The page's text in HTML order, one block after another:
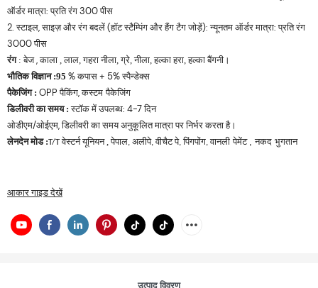
ऑर्डर मात्रा: प्रति रंग 300 पीस
2. स्टाइल, साइज़ और रंग बदलें (हॉट स्टैम्पिंग और हैंग टैग जोड़ें): न्यूनतम ऑर्डर मात्रा: प्रति रंग
3000 पीस
रंग : बेज,काला , लाल, गहरा नीला, ग्रे, नीला, हल्का हरा, हल्का बैंगनी।
भौतिक विज्ञान :95 % कपास + 5% स्पैन्डेक्स
पैकेजिंग : OPP पैकिंग,कस्टम पैकेजिंग
डिलीवरी का समय : स्टॉक में उपलब्ध: 4-7 दिन
ओडीएम/ओईएम, डिलीवरी का समय अनुकूलित मात्रा पर निर्भर करता है।
लेनदेन मोड :T/Tवेस्टर्न यूनियन, पेपाल, अलीपे, वीचैट पे, पिंगपोंग, वानली पेमेंट , नकद भुगतान
आकार गाइड देखें
उत्पाद विवरण